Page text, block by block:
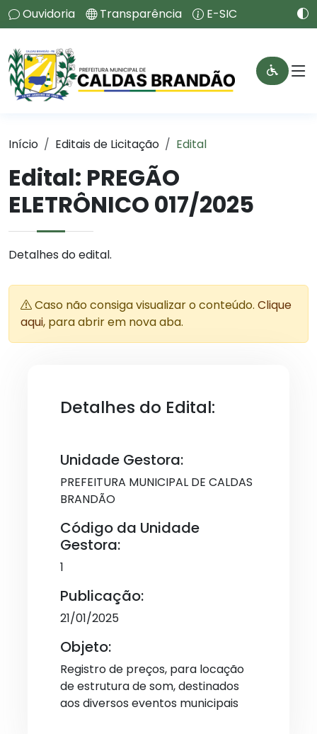
Ouvidoria Transparência E-SIC
Início Editais de Licitação Edital
Edital: PREGÃO
ELETRÔNICO 017/2025
Detalhes do edital.
Caso não consiga visualizar o conteúdo. Clique
aqui, para abrir em nova aba.
Detalhes do Edital:
Unidade Gestora:
PREFEITURA MUNICIPAL DE CALDAS
BRANDÃO
Código da Unidade
Gestora:
1
Publicação:
21/01/2025
Objeto:
Registro de preços, para locação
de estrutura de som, destinados
aos diversos eventos municipais